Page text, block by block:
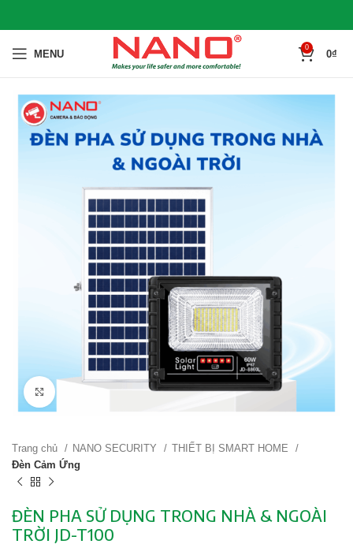
MENU
0
0₫
Click to enlarge
Trang chủ NANO SECURITY
THIẾT BỊ SMART HOME
Đèn Cảm Ứng
ĐÈN PHA SỬ DỤNG TRONG NHÀ & NGOÀI
TRỜI JD-T100